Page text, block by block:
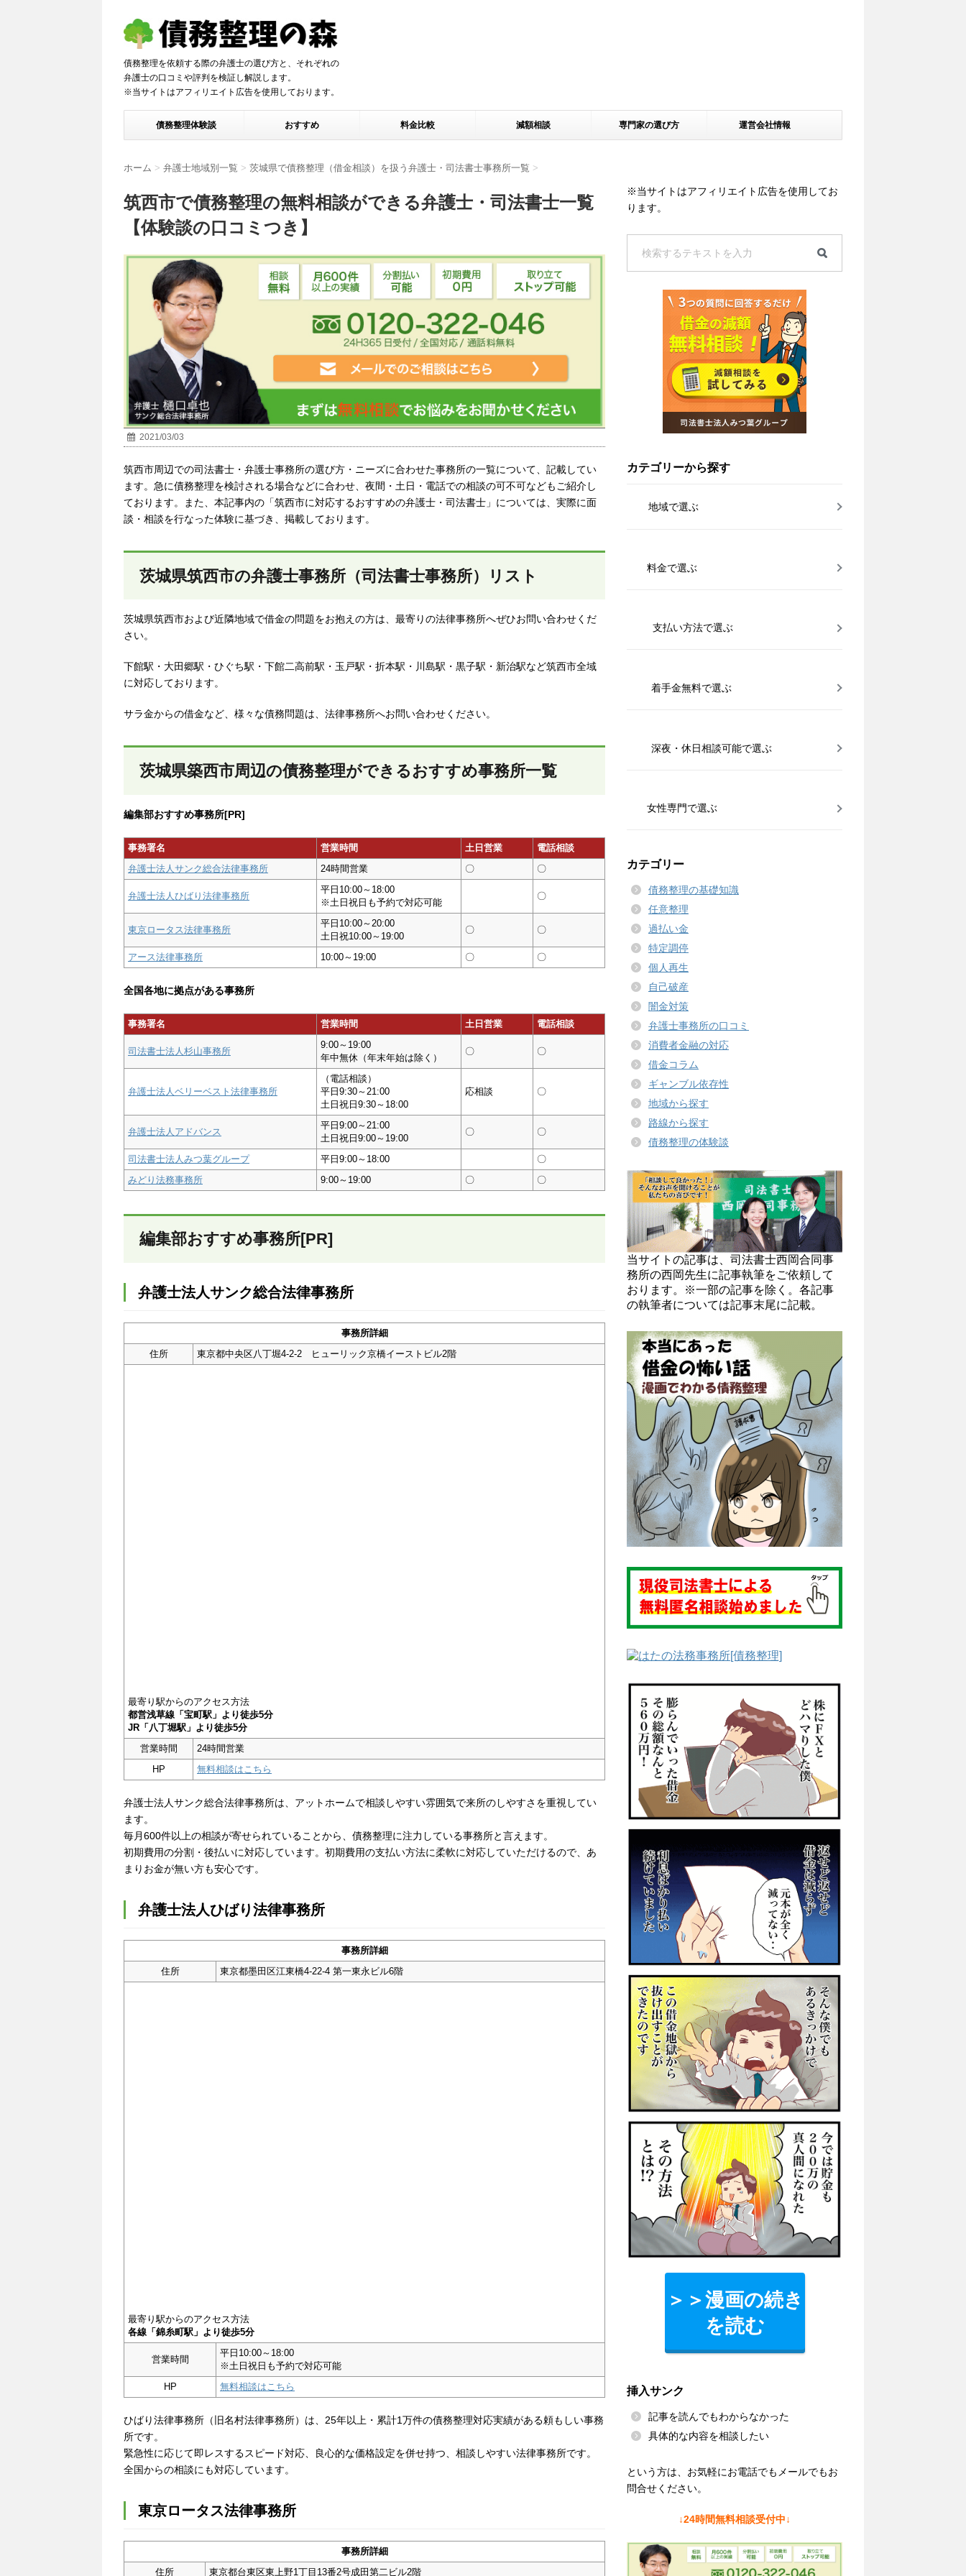
債務整理を依頼する際の弁護士の選び方と、それぞれの
弁護士の口コミや評判を検証し解説します。
※当サイトはアフィリエイト広告を使用しております。
債務整理体験談 おすすめ 料金比較 減額相談 専門家の選び方 運営会社情報
ホーム > 弁護士地域別一覧 > 茨城県で債務整理（借金相談）を扱う弁護士・司法書士事務所一覧 >
筑西市で債務整理の無料相談ができる弁護士・司法書士一覧
【体験談の口コミつき】
2021/03/03
筑西市周辺での司法書士・弁護士事務所の選び方・ニーズに合わせた事務所の一覧について、記載してい
ます。急に債務整理を検討される場合などに合わせ、夜間・土日・電話での相談の可不可などもご紹介し
ております。また、本記事内の「筑西市に対応するおすすめの弁護士・司法書士」については、実際に面
談・相談を行なった体験に基づき、掲載しております。
茨城県筑西市の弁護士事務所（司法書士事務所）リスト
茨城県筑西市および近隣地域で借金の問題をお抱えの方は、最寄りの法律事務所へぜひお問い合わせくだ
さい。
下館駅・大田郷駅・ひぐち駅・下館二高前駅・玉戸駅・折本駅・川島駅・黒子駅・新治駅など筑西市全域
に対応しております。
サラ金からの借金など、様々な債務問題は、法律事務所へお問い合わせください。
茨城県築西市周辺の債務整理ができるおすすめ事務所一覧
編集部おすすめ事務所[PR]
事務署名 営業時間 土日営業
電話相談
弁護士法人サンク総合法律事務所
24時間営業 〇 〇
弁護士法人ひばり法律事務所
平日10:00～18:00
※土日祝日も予約で対応可能
〇
東京ロータス法律事務所
平日10:00～20:00
土日祝10:00～19:00
〇 〇
アース法律事務所 10:00～19:00 〇 〇
全国各地に拠点がある事務所
事務署名 営業時間 土日営業 電話相談
司法書士法人杉山事務所
9:00～19:00
年中無休（年末年始は除く）
〇 〇
弁護士法人ベリーベスト法律事務所
（電話相談）
平日9:30～21:00
土日祝日9:30～18:00
応相談 〇
弁護士法人アドバンス
平日9:00～21:00
土日祝日9:00～19:00
〇 〇
司法書士法人みつ葉グループ 平日9:00～18:00
〇
みどり法務事務所
9:00～19:00 〇 〇
編集部おすすめ事務所[PR]
弁護士法人サンク総合法律事務所
事務所詳細
住所
東京都中央区八丁堀4-2-2 ヒューリック京橋イーストビル2階
最寄り駅からのアクセス方法
都営浅草線「宝町駅」より徒歩5分
JR「八丁堀駅」より徒歩5分
営業時間
24時間営業
HP
無料相談はこちら
弁護士法人サンク総合法律事務所は、アットホームで相談しやすい雰囲気で来所のしやすさを重視してい
ます。
毎月600件以上の相談が寄せられていることから、債務整理に注力している事務所と言えます。
初期費用の分割・後払いに対応しています。初期費用の支払い方法に柔軟に対応していただけるので、あ
まりお金が無い方も安心です。
弁護士法人ひばり法律事務所
事務所詳細
住所
東京都墨田区江東橋4-22-4 第一東永ビル6階
最寄り駅からのアクセス方法
各線「錦糸町駅」より徒歩5分
営業時間
平日10:00～18:00
※土日祝日も予約で対応可能
HP
無料相談はこちら
ひばり法律事務所（旧名村法律事務所）は、25年以上・累計1万件の債務整理対応実績がある頼もしい事務
所です。
緊急性に応じて即レスするスピード対応、良心的な価格設定を併せ持つ、相談しやすい法律事務所です。
全国からの相談にも対応しています。
東京ロータス法律事務所
事務所詳細
住所
東京都台東区東上野1丁目13番2号成田第二ビル2階
※当サイトはアフィリエイト広告を使用してお
ります。
カテゴリーから探す
地域で選ぶ
料金で選ぶ
支払い方法で選ぶ
着手金無料で選ぶ
深夜・休日相談可能で選ぶ
女性専門で選ぶ
カテゴリー
債務整理の基礎知識
任意整理
過払い金
特定調停
個人再生
自己破産
闇金対策
弁護士事務所の口コミ
消費者金融の対応
借金コラム
ギャンブル依存性
地域から探す
路線から探す
債務整理の体験談
当サイトの記事は、司法書士西岡合同事
務所の西岡先生に記事執筆をご依頼して
おります。※一部の記事を除く。各記事
の執筆者については記事末尾に記載。
＞＞漫画の続き
を読む
挿入サンク
記事を読んでもわからなかった
具体的な内容を相談したい
という方は、お気軽にお電話でもメールでもお
問合せください。
↓24時間無料相談受付中↓